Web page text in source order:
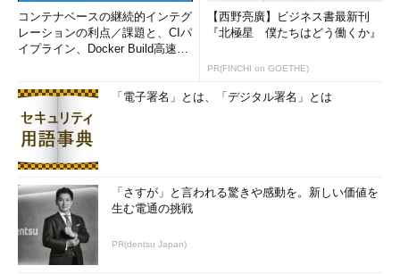
コンテナベースの継続的インテグ
レーションの利点／課題と、CIパ
イプライン、Docker Build高速化
【西野亮廣】ビジネス書最新刊
『北極星 僕たちはどう働くか』
PR(FINCHI on GOETHE)
「電子署名」とは、「デジタル署名」とは
「さすが」と言われる驚きや感動を。新しい価値を
生む電通の挑戦
PR(dentsu Japan)